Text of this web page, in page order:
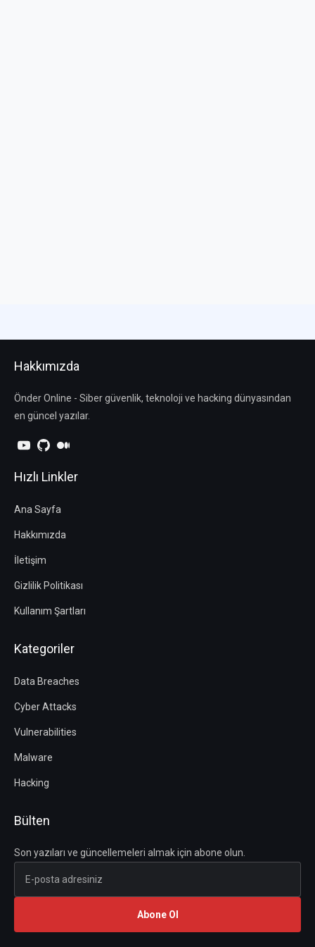
Hakkımızda
Önder Online - Siber güvenlik, teknoloji ve hacking dünyasından
en güncel yazılar.
Hızlı Linkler
Ana Sayfa
Hakkımızda
İletişim
Gizlilik Politikası
Kullanım Şartları
Kategoriler
Data Breaches
Cyber Attacks
Vulnerabilities
Malware
Hacking
Bülten
Son yazıları ve güncellemeleri almak için abone olun.
Abone Ol